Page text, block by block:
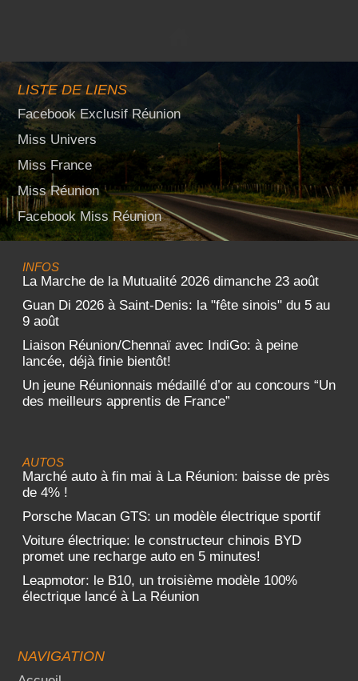
LISTE DE LIENS
Facebook Exclusif Réunion
Miss Univers
Miss France
Miss Réunion
Facebook Miss Réunion
INFOS
La Marche de la Mutualité 2026 dimanche 23 août
Guan Di 2026 à Saint-Denis: la "fête sinois" du 5 au
9 août
Liaison Réunion/Chennaï avec IndiGo: à peine
lancée, déjà finie bientôt!
Un jeune Réunionnais médaillé d’or au concours “Un
des meilleurs apprentis de France”
AUTOS
Marché auto à fin mai à La Réunion: baisse de près
de 4% !
Porsche Macan GTS: un modèle électrique sportif
Voiture électrique: le constructeur chinois BYD
promet une recharge auto en 5 minutes!
Leapmotor: le B10, un troisième modèle 100%
électrique lancé à La Réunion
NAVIGATION